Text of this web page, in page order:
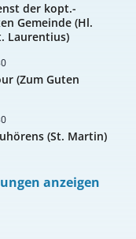
der kopt.-
Gemeinde (Hl.
Laurentius)
(Zum Guten
(St. Martin)
anzeigen